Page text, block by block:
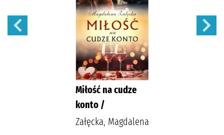
Miłość na cudze
konto /
Załęcka, Magdalena